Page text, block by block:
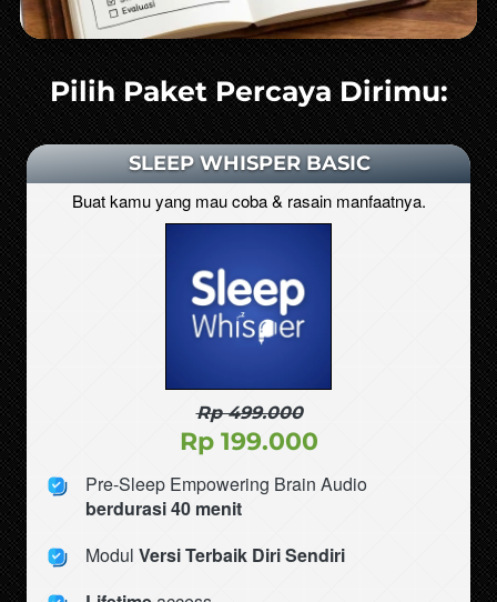
Pilih Paket Percaya Dirimu:
SLEEP WHISPER BASIC
Buat kamu yang mau coba & rasain manfaatnya.
Rp 499.000
Rp 199.000
Pre-Sleep Empowering Brain Audio
berdurasi 40 menit
Modul Versi Terbaik Diri Sendiri